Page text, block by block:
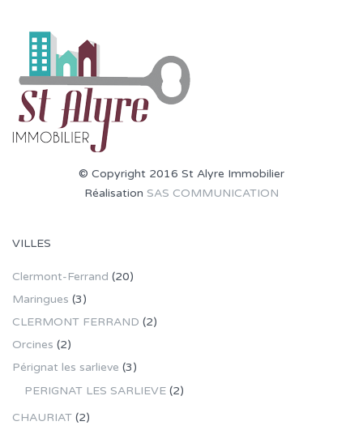
© Copyright 2016 St Alyre Immobilier
Réalisation SAS COMMUNICATION
VILLES
Clermont-Ferrand (20)
Maringues (3)
CLERMONT FERRAND (2)
Orcines (2)
Pérignat les sarlieve (3)
PERIGNAT LES SARLIEVE (2)
CHAURIAT (2)